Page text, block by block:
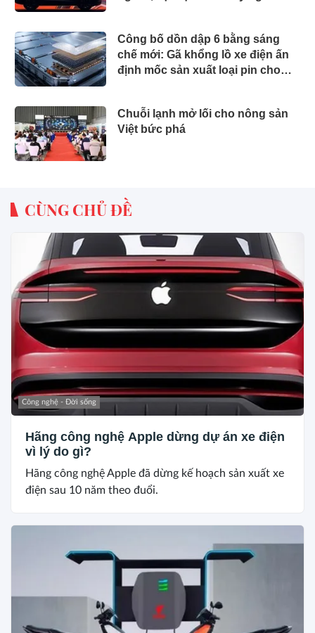
Công bố dồn dập 6 bằng sáng
chế mới: Gã khổng lồ xe điện ấn
định mốc sản xuất loại pin cho
Chuỗi lạnh mở lối cho nông sản
Việt bức phá
CÙNG CHỦ ĐỀ
Công nghệ - Đời sống
Hãng công nghệ Apple dừng dự án xe điện
vì lý do gì?
Hãng công nghệ Apple đã dừng kế hoạch sản xuất xe
điện sau 10 năm theo đuổi.